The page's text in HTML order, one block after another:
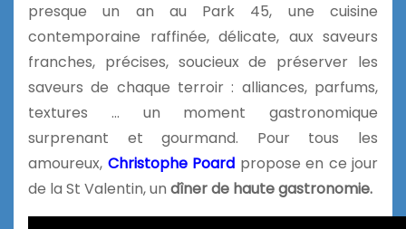
presque un an au Park 45, une cuisine
contemporaine raffinée, délicate, aux saveurs
franches, précises, soucieux de préserver les
saveurs de chaque terroir : alliances, parfums,
textures … un moment gastronomique
surprenant et gourmand. Pour tous les
amoureux, Christophe Poard propose en ce jour
de la St Valentin, un dîner de haute gastronomie.